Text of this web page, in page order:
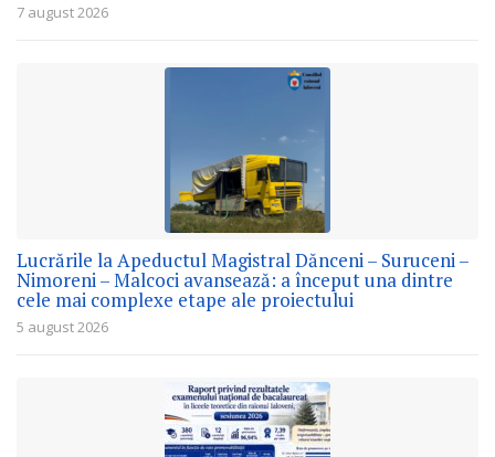
7 august 2026
Lucrările la Apeductul Magistral Dănceni – Suruceni –
Nimoreni – Malcoci avansează: a început una dintre
cele mai complexe etape ale proiectului
5 august 2026